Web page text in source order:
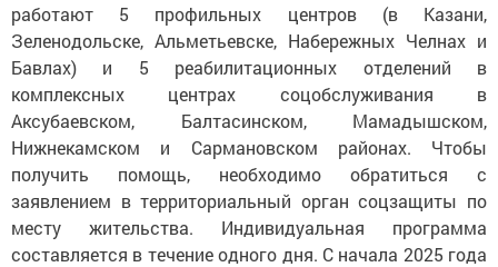
работают 5 профильных центров (в Казани,
Зеленодольске, Альметьевске, Набережных Челнах и
Бавлах) и 5 реабилитационных отделений в
комплексных центрах соцобслуживания в
Аксубаевском, Балтасинском, Мамадышском,
Нижнекамском и Сармановском районах. Чтобы
получить помощь, необходимо обратиться с
заявлением в территориальный орган соцзащиты по
месту жительства. Индивидуальная программа
составляется в течение одного дня. С начала 2025 года